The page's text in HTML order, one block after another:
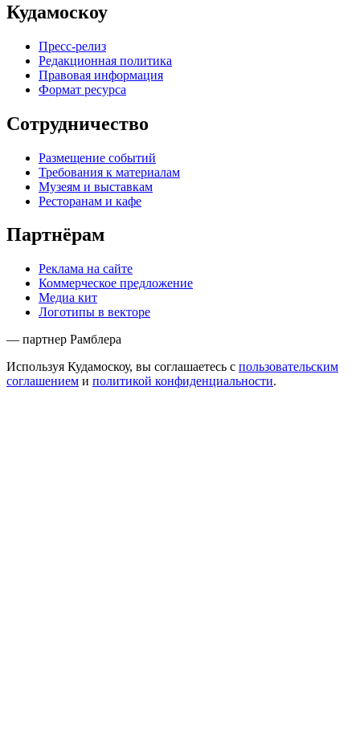
Кудамоскоу
Пресс-релиз
Редакционная политика
Правовая информация
Формат ресурса
Сотрудничество
Размещение событий
Требования к материалам
Музеям и выставкам
Ресторанам и кафе
Партнёрам
Реклама на сайте
Коммерческое предложение
Медиа кит
Логотипы в векторе
— партнер Рамблера
Используя Кудамоскоу, вы соглашаетесь с пользовательским
соглашением и политикой конфиденциальности.